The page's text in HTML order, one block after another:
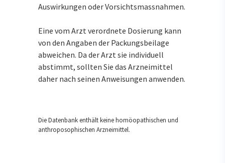
Auswirkungen oder Vorsichtsmassnahmen.
Eine vom Arzt verordnete Dosierung kann
von den Angaben der Packungsbeilage
abweichen. Da der Arzt sie individuell
abstimmt, sollten Sie das Arzneimittel
daher nach seinen Anweisungen anwenden.
Die Datenbank enthält keine homöopathischen und
anthroposophischen Arzneimittel.